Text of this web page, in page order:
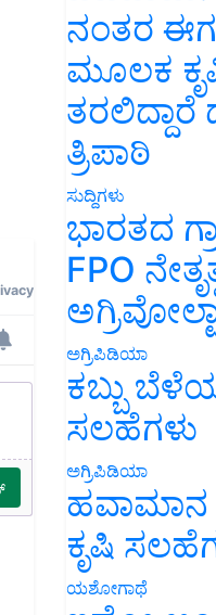
ನಂತರ
ಮೂಲಕ
ತ್ರಿಪಾಠಿ
ಸುದ್ದಿಗಳು
ಭಾರತದ
FPO
ಅಗ್ರಿಪಿಡಿಯಾ
ಕಬ್ಬು
ಸಲಹೆಗಳು
ಅಗ್ರಿಪಿಡಿಯಾ
ಹವಾಮಾನ
ಕೃಷಿ
ಯಶೋಗಾಥೆ